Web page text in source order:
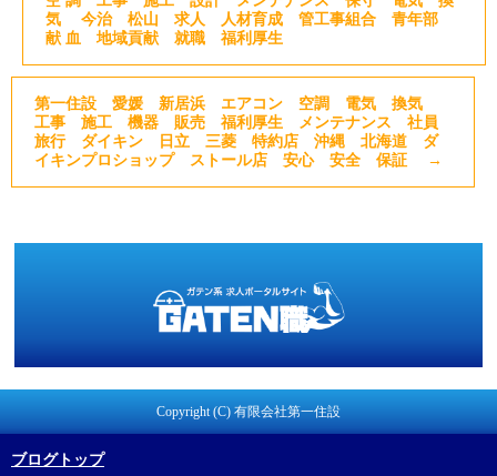
気 今治 松山 求人 人材育成 管工事組合 青年部
献 血 地域貢献 就職 福利厚生
第一住設 愛媛 新居浜 エアコン 空調 電気 換気
工事 施工 機器 販売 福利厚生 メンテナンス 社員
旅行 ダイキン 日立 三菱 特約店 沖縄 北海道 ダ
イキンプロショップ ストール店 安心 安全 保証
→
Copyright (C) 有限会社第一住設
ブログトップ